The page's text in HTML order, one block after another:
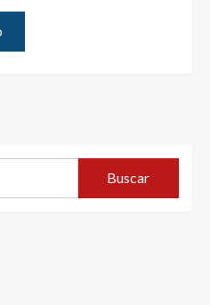
Buscar